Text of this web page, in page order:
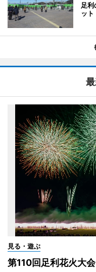
足
ッ
見る・遊ぶ
第110回足利花火大